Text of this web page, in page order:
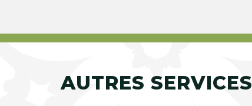
AUTRES SERVICES